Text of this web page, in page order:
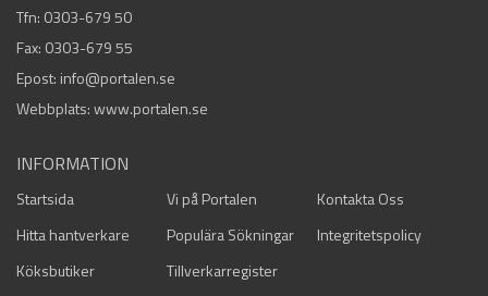
Tfn: 0303-679 50
Fax: 0303-679 55
Epost: info@portalen.se
Webbplats: www.portalen.se
INFORMATION
Startsida Vi på Portalen
Kontakta Oss
Hitta hantverkare
Populära Sökningar
Integritetspolicy
Köksbutiker
Tillverkarregister